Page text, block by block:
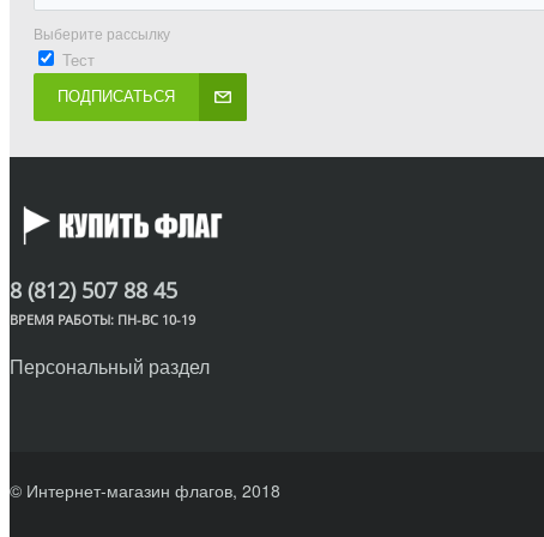
Выберите рассылку
Тест
ПОДПИСАТЬСЯ
8 (812) 507 88 45
ВРЕМЯ РАБОТЫ: ПН-ВС 10-19
Персональный раздел
© Интернет-магазин флагов, 2018